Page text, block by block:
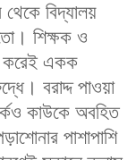
বিদ্যালয়
শিক্ষক ও
করেই একক
বরাদ্দ পাওয়া
কাউকে অবহিত
পাশাপাশি